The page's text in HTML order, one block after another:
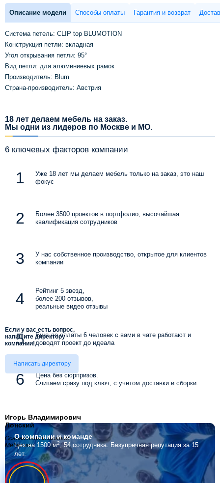
Описание модели Способы оплаты Гарантия и возврат
Система петель: CLIP top BLUMOTION
Конструкция петли: вкладная
Угол открывания петли: 95°
Вид петли: для алюминиевых рамок
Производитель: Blum
Страна-производитель: Австрия
18 лет делаем мебель на заказ.
Мы одни из лидеров по Москве и МО.
6 ключевых факторов компании
Уже 18 лет мы делаем мебель только на заказ, это наш
фокус
Более 3500 проектов в портфолио, высочайшая
квалификация сотрудников
У нас собственное производство, открытое для клиентов
компании
Рейтинг 5 звезд,
более 200 отзывов,
реальные видео отзывы
Еще до оплаты 6 человек с вами в чате работают и
доводят проект до идеала
Цена без сюрпризов.
Считаем сразу под ключ, с учетом доставки и сборки.
Если у вас есть вопрос,
напишите директору
компании!
Написать директору
Игорь Владимирович
Лонский
Основатель компании
Мебелино
О компаниии команде
Цех на 1500 м2, 54 сотрудника. Безупречная репутация за 15
лет.